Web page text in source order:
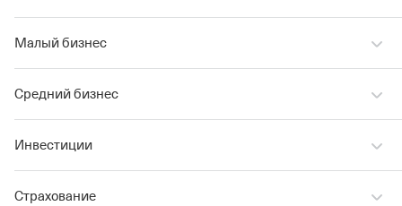
Малый бизнес
Средний бизнес
Инвестиции
Страхование